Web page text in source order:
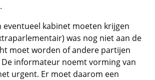
eventueel kabinet moeten krijgen
was nog niet aan de
moet worden of andere partijen
informateur noemt vorming van
urgent. Er moet daarom een